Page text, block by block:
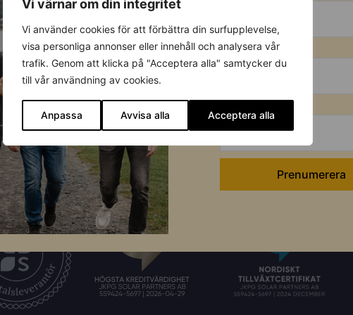
Vi värnar om din integritet
Vi använder cookies för att förbättra din surfupplevelse,
visa personliga annonser eller innehåll och analysera vår
trafik. Genom att klicka på "Acceptera alla" samtycker du
till vår användning av cookies.
Anpassa Avvisa alla Acceptera alla
Förnamn
Efternamn